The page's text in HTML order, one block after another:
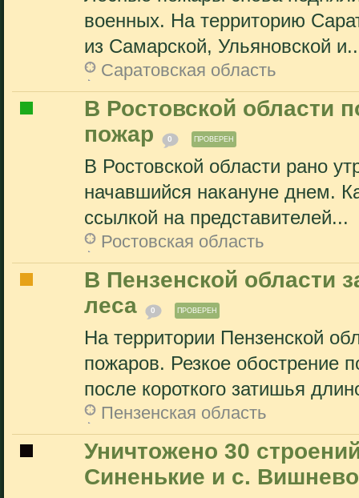
военных. На территорию
из Самарской, Ульяновской
Саратовская область
В Ростовской области
пожар
0 ПРОВЕРЕН
В Ростовской области рано
начавшийся накануне днем.
ссылкой на представителей...
Ростовская область
В Пензенской области
леса
0 ПРОВЕРЕН
На территории Пензенской
пожаров. Резкое обострение
после короткого затишья
Пензенская область
Уничтожено 30
Синенькие и с.